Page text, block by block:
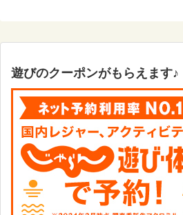
遊びのクーポンがもらえます♪